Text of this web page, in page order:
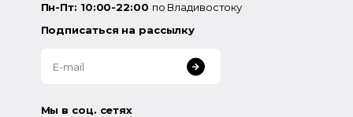
Пн-Пт: 10:00-22:00 по Владивостоку
Подписаться на рассылку
Мы в соц. сетях